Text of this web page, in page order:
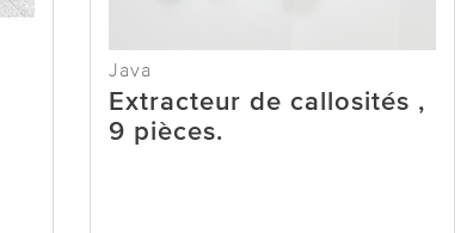
Java
Extracteur de callosités ,
9 pièces.